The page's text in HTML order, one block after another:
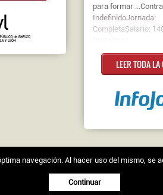
para formar
IndefinidoJornada:
CompletaSalario:
LEER TODA LA
navegación. Al hacer uso del mismo, se
Continuar